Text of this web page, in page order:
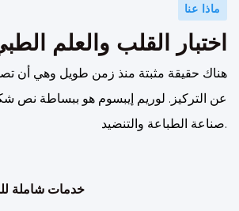
ماذا عنا
اختبار القلب والعلم
هناك حقيقة مثبتة منذ زمن طويل وهي أن
عن التركيز. لوريم إيبسوم هو ببساطة نص
صناعة الطباعة والتنضيد.
خدمات شاملة